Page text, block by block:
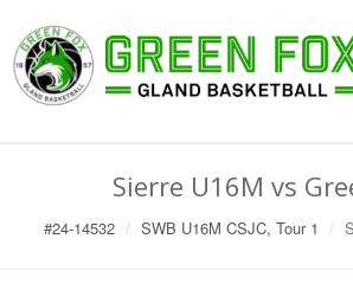
Sierre U16M vs
#24-14532 SWB U16M CSJC, Tour 1